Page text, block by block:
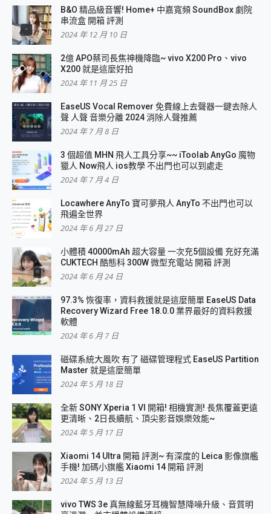
B&O 精品級音響! Home+ 中嘉寬頻 SoundBox 劇院
串流盒 開箱 評測
2024 年 12 月 10 日
2億 APO蔡司長焦神機降臨~ vivo X200 Pro、vivo
X200 就是這麼好拍
2024 年 11 月 25 日
EaseUS Vocal Remover 免費線上去聲器一鍵去除人
聲 人聲 音樂分離 2024 消除人聲推薦
2024 年 7 月 8 日
3 個超值 MHN 飛人工具分享~~ iToolab AnyGo 魔物
獵人 Now飛人 ios教學 不出門也可以到處走
2024 年 7 月 4 日
Locawhere AnyTo 寶可夢飛人 AnyTo 不出門也可以
飛遍全世界
2024 年 6 月 27 日
小體積 40000mAh 超大容量 一次充5個設備 充好充滿
CUKTECH 酷態科 300W 微型充電站 開箱 評測
2024 年 6 月 24 日
97.3% 恢復率，資料救援就是這麼簡單 EaseUS Data
Recovery Wizard Free 18.0.0 業界最好的資料救援
軟體
2024 年 6 月 7 日
磁碟系統大風吹 有了 磁碟管理程式 EaseUS Partition
Master 就是這麼簡單
2024 年 5 月 18 日
全新 SONY Xperia 1 VI 開箱! 相機實測! 長焦覆蓋更遠
更清晰、2日長續航、頂尖影音娛樂效能~
2024 年 5 月 17 日
Xiaomi 14 Ultra 開箱 評測~ 有深度的 Leica 影像旗艦
手機! 加碼小旗艦 Xiaomi 14 開箱 評測
2024 年 5 月 13 日
vivo TWS 3e 真無線藍牙耳機智慧降噪升級、音質明